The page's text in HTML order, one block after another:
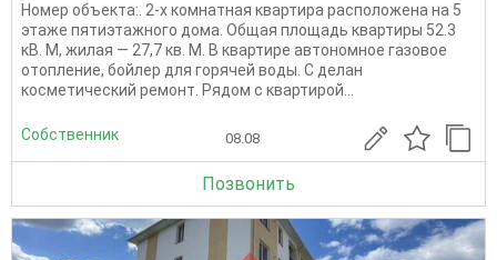
Номер объекта:. 2-х комнатная квартира расположена на 5
этаже пятиэтажного дома. Общая площадь квартиры 52.3
кВ. М, жилая — 27,7 кв. М. В квартире автономное газовое
отопление, бойлер для горячей воды. С делан
косметический ремонт. Рядом с квартирой...
Собственник 08.08
Позвонить